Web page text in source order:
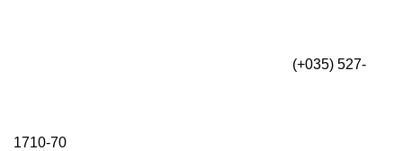
(+035) 527-
1710-70